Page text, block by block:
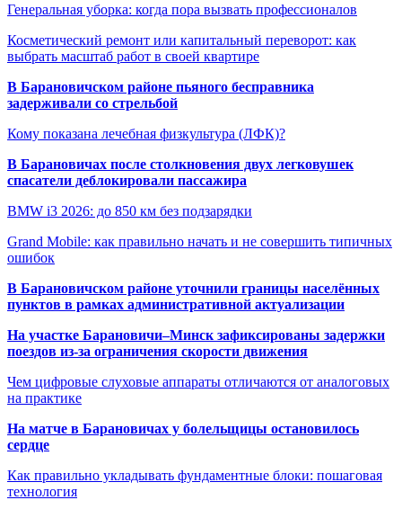
Генеральная уборка: когда пора вызвать профессионалов
Косметический ремонт или капитальный переворот: как
выбрать масштаб работ в своей квартире
В Барановичском районе пьяного бесправника
задерживали со стрельбой
Кому показана лечебная физкультура (ЛФК)?
В Барановичах после столкновения двух легковушек
спасатели деблокировали пассажира
BMW i3 2026: до 850 км без подзарядки
Grand Mobile: как правильно начать и не совершить типичных
ошибок
В Барановичском районе уточнили границы населённых
пунктов в рамках административной актуализации
На участке Барановичи–Минск зафиксированы задержки
поездов из-за ограничения скорости движения
Чем цифровые слуховые аппараты отличаются от аналоговых
на практике
На матче в Барановичах у болельщицы остановилось
сердце
Как правильно укладывать фундаментные блоки: пошаговая
технология